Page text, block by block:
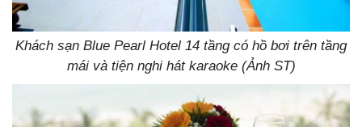
Khách sạn Blue Pearl Hotel 14 tầng có hồ bơi trên tầng
mái và tiện nghi hát karaoke (Ảnh ST)